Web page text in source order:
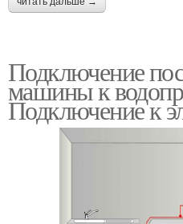
Подключение
машины к
Подключение к